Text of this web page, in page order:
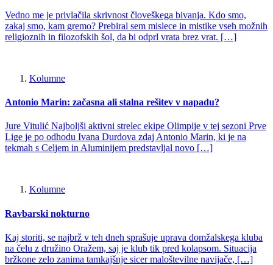
Vedno me je privlačila skrivnost človeškega bivanja. Kdo smo,
zakaj smo, kam gremo? Prebiral sem mislece in mistike vseh možnih
religioznih in filozofskih šol, da bi odprl vrata brez vrat. […]
Kolumne
Antonio Marin: začasna ali stalna rešitev v napadu?
Jure Vitulić Najboljši aktivni strelec ekipe Olimpije v tej sezoni Prve
Lige je po odhodu Ivana Durdova zdaj Antonio Marin, ki je na
tekmah s Celjem in Aluminijem predstavljal novo […]
Kolumne
Ravbarski nokturno
Kaj storiti, se najbrž v teh dneh sprašuje uprava domžalskega kluba
na čelu z družino Oražem, saj je klub tik pred kolapsom. Situacija
bržkone zelo zanima tamkajšnje sicer maloštevilne navijače, […]